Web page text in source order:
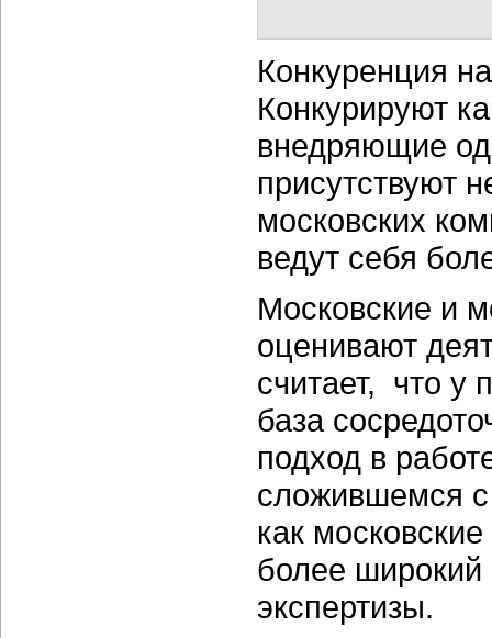
Конкуренция
Конкурируют
внедряющие
присутствуют
московских
ведут себя
Московские и
оценивают
считает, что у
база
подход в
сложившемся
как
более широкий
экспертизы.